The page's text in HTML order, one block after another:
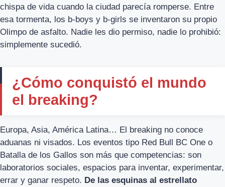
chispa de vida cuando la ciudad parecía romperse. Entre
esa tormenta, los b-boys y b-girls se inventaron su propio
Olimpo de asfalto. Nadie les dio permiso, nadie lo prohibió:
simplemente sucedió.
¿Cómo conquistó el mundo
el breaking?
Europa, Asia, América Latina… El breaking no conoce
aduanas ni visados. Los eventos tipo Red Bull BC One o
Batalla de los Gallos son más que competencias: son
laboratorios sociales, espacios para inventar, experimentar,
errar y ganar respeto. De las esquinas al estrellato